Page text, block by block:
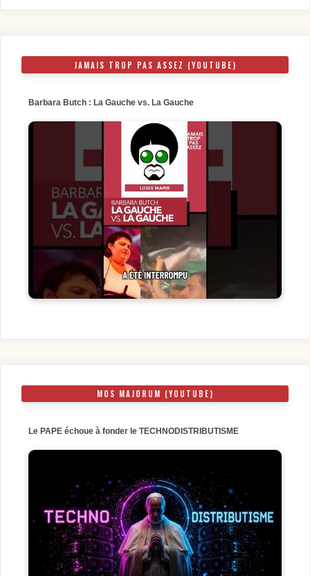
JAMAIS TROP PAS ASSEZ (YOUTUBE)
Barbara Butch : La Gauche vs. La Gauche
MOS MAJORUM (YOUTUBE)
Le PAPE échoue à fonder le TECHNODISTRIBUTISME